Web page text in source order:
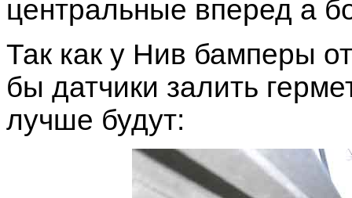
центральные вперед а
Так как у Нив бамперы
бы датчики залить
лучше будут: